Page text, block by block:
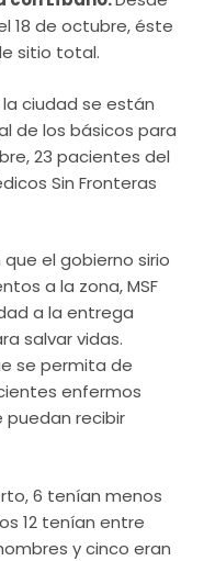
18 de octubre, éste
sitio total.
ciudad se están
de los básicos para
23 pacientes del
Sin Fronteras
el gobierno sirio
a la zona, MSF
a la entrega
salvar vidas.
se permita de
enfermos
puedan recibir
6 tenían menos
12 tenían entre
y cinco eran